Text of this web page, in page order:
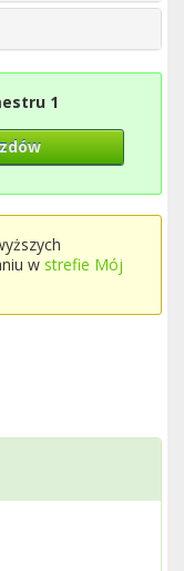
1
w strefie Mój